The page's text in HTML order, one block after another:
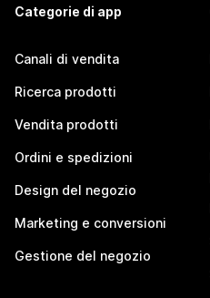
Categorie di app
Canali di vendita
Ricerca prodotti
Vendita prodotti
Ordini e spedizioni
Design del negozio
Marketing e conversioni
Gestione del negozio